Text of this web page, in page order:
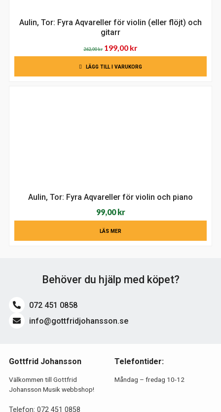
Aulin, Tor: Fyra Aqvareller för violin (eller flöjt) och
gitarr
262,00kr Det
ursprungliga
priset
199,00 krDet
nuvarande
priset
LÄGG TILL I VARUKORG
Aulin, Tor: Fyra Aqvareller för violin och piano
99,00 kr
LÄS MER
Behöver du hjälp med köpet?
072 451 0858
info@gottfridjohansson.se
Gottfrid Johansson
Välkommen till Gottfrid
Johansson Musik webbshop!
Telefon: 072 451 0858
Telefontider:
Måndag – fredag 10-12